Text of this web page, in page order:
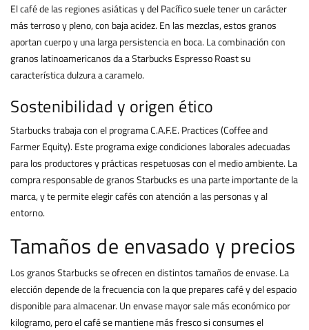
El café de las regiones asiáticas y del Pacífico suele tener un carácter
más terroso y pleno, con baja acidez. En las mezclas, estos granos
aportan cuerpo y una larga persistencia en boca. La combinación con
granos latinoamericanos da a Starbucks Espresso Roast su
característica dulzura a caramelo.
Sostenibilidad y origen ético
Starbucks trabaja con el programa C.A.F.E. Practices (Coffee and
Farmer Equity). Este programa exige condiciones laborales adecuadas
para los productores y prácticas respetuosas con el medio ambiente. La
compra responsable de granos Starbucks es una parte importante de la
marca, y te permite elegir cafés con atención a las personas y al
entorno.
Tamaños de envasado y precios
Los granos Starbucks se ofrecen en distintos tamaños de envase. La
elección depende de la frecuencia con la que prepares café y del espacio
disponible para almacenar. Un envase mayor sale más económico por
kilogramo, pero el café se mantiene más fresco si consumes el